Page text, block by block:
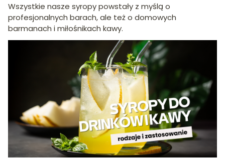
Wszystkie nasze syropy powstały z myślą o
profesjonalnych barach, ale też o domowych
barmanach i miłośnikach kawy.